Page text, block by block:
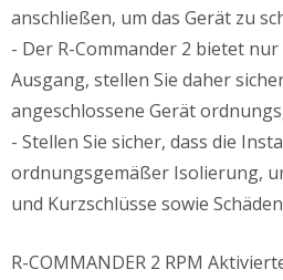
anschließen, um das Gerät zu
- Der R-Commander 2 bietet
Ausgang, stellen Sie daher
angeschlossene Gerät
- Stellen Sie sicher, dass die
ordnungsgemäßer Isolierung,
und Kurzschlüsse sowie
R-COMMANDER 2 RPM